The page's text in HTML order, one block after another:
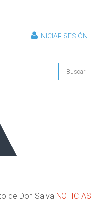
INICIAR SESIÓN
de Don Salva NOTICIAS